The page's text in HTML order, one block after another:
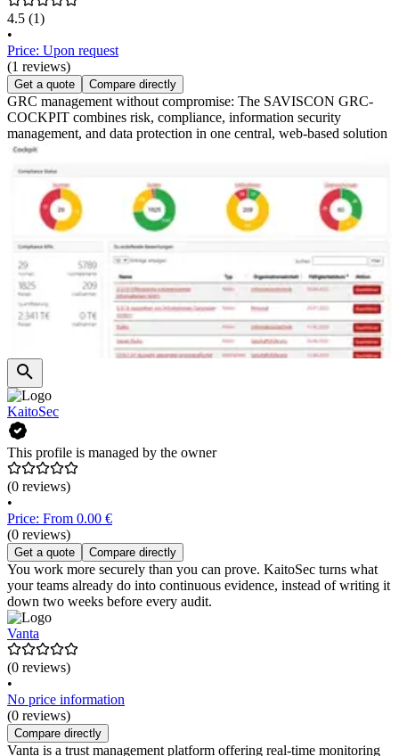
4.5 (1)
•
Price: Upon request
(1 reviews)
Get a quote Compare directly
GRC management without compromise: The SAVISCON GRC-
COCKPIT combines risk, compliance, information security
management, and data protection in one central, web-based solution
KaitoSec
This profile is managed by the owner
(0 reviews)
•
Price: From 0.00 €
(0 reviews)
Get a quote Compare directly
You work more securely than you can prove. KaitoSec turns what
your teams already do into continuous evidence, instead of writing it
down two weeks before every audit.
Vanta
(0 reviews)
•
No price information
(0 reviews)
Compare directly
Vanta is a trust management platform offering real-time monitoring